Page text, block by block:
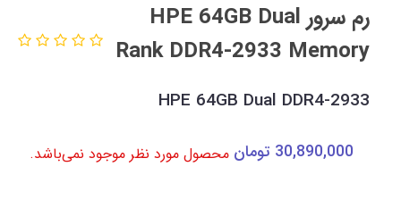
رم سرور HPE 64GB Dual
Rank DDR4-2933 Memory
HPE 64GB Dual DDR4-2933
30,890,000 تومان محصول مورد نظر موجود نمی‌باشد.